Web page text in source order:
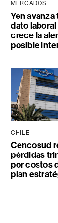
MERCADOS
Yen avanza
dato laboral
crece la
posible
CHILE
Cencosud
pérdidas
por costos
plan